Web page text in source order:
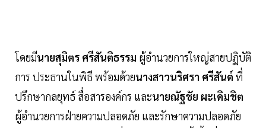
โดยมีนายสุมิตร ศรีสันติธรรม ผู้อำนวยการใหญ่สายปฏิบัติ
การ ประธานในพิธี พร้อมด้วยนางสาวนริศรา ศรีสันต์ ที่
ปรึกษากลยุทธ์ สื่อสารองค์กร และนายณัฐชัย ผะเดิมชิต
ผู้อำนวยการฝ่ายความปลอดภัย และรักษาความปลอดภัย